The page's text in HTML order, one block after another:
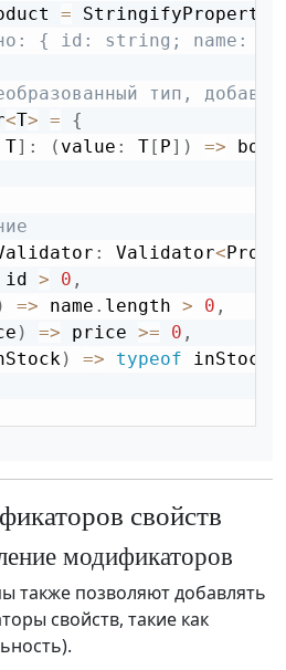
=
{ id: string;
тип,
<T> =
{
] : ( value : T [ P] ) =>
: Validator<
id > 0 ,
=> name . length > 0 ,
) => price >= 0 ,
) => typeof inStock
свойств
модификаторов
также позволяют добавлять
свойств, такие как